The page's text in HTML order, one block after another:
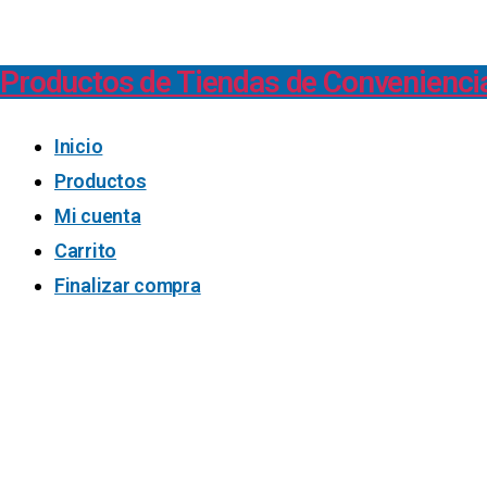
Productos de Tiendas de
Inicio
Productos
Mi cuenta
Carrito
Finalizar compra